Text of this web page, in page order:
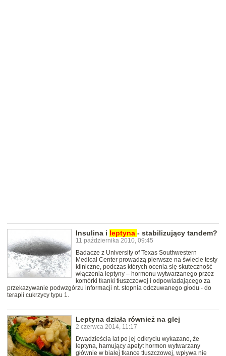
Insulina i leptyna - stabilizujący tandem?
11 października 2010, 09:45
Badacze z University of Texas Southwestern
Medical Center prowadzą pierwsze na świecie testy
kliniczne, podczas których ocenia się skuteczność
włączenia leptyny – hormonu wytwarzanego przez
komórki tkanki tłuszczowej i odpowiadającego za
przekazywanie podwzgórzu informacji nt. stopnia odczuwanego głodu - do
terapii cukrzycy typu 1.
Leptyna działa również na glej
2 czerwca 2014, 11:17
Dwadzieścia lat po jej odkryciu wykazano, że
leptyna, hamujący apetyt hormon wytwarzany
głównie w białej tkance tłuszczowej, wpływa nie